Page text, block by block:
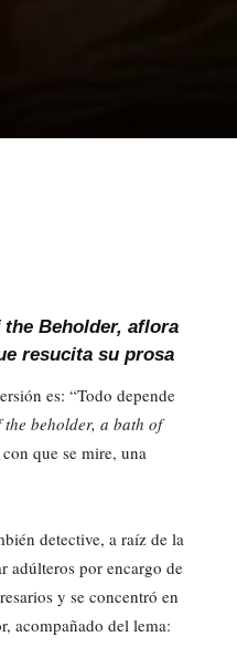
Beholder, aflora
resucita su prosa
es: “Todo depende
beholder, a bath of
que se mire, una
detective, a raíz de la
adúlteros por encargo de
y se concentró en
acompañado del lema: